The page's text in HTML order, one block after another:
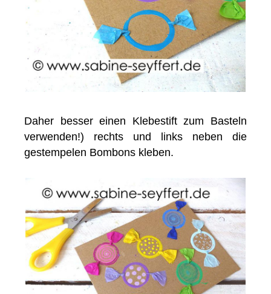
Daher besser einen Klebestift zum Basteln
verwenden!) rechts und links neben die
gestempelen Bombons kleben.